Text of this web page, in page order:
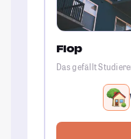
Flop
Das gefällt